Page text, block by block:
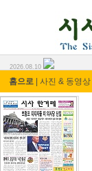
2026.08.10
홈으로 사진 & 동영상